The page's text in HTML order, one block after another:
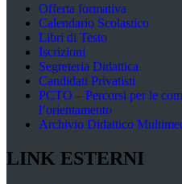
Offerta formativa
Calendario Scolastico
Libri di Testo
Iscrizioni
Segreteria Didattica
Candidati Privatisti
PCTO – Percorsi per le
l’orientamento
Archivio Didattico
LINK ESTERNI